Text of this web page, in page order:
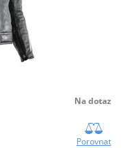
Na dotaz
Porovnat